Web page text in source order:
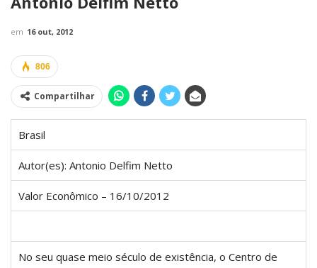
em 16 out, 2012
806
Compartilhar
Brasil
Autor(es): Antonio Delfim Netto
Valor Econômico – 16/10/2012
No seu quase meio século de existência, o Centro de